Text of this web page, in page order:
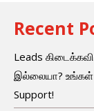
Recent
Leads
இல்லையா? உங்கள்
Support!